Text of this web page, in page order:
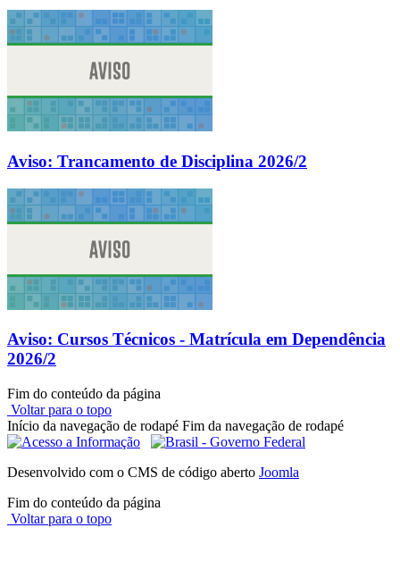
Aviso: Trancamento de Disciplina 2026/2
Aviso: Cursos Técnicos - Matrícula em Dependência
2026/2
Fim do conteúdo da página
Voltar para o topo
Início da navegação de rodapé Fim da navegação de rodapé
Desenvolvido com o CMS de código aberto Joomla
Fim do conteúdo da página
Voltar para o topo